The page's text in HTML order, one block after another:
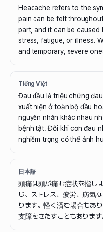
Headache refers to the
pain can be felt
part, and it can be caused
stress, fatigue, or illness.
and temporary, severe
Tiếng Việt
Đau đầu là triệu chứng
xuất hiện ở toàn bộ đầu
nguyên nhân khác nhau
bệnh tật. Đôi khi cơn đau
nghiêm trọng có thể ảnh
日本語
頭痛は頭が痛む症状を指し
じ、ストレス、疲労、病気
ります。軽く済む場合もあ
支障をきたすこともあります